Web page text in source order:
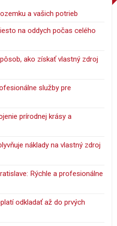
a vašich potrieb
na oddych počas celého
ako získať vlastný zdroj
služby pre
prírodnej krásy a
náklady na vlastný zdroj
Rýchle a profesionálne
odkladať až do prvých